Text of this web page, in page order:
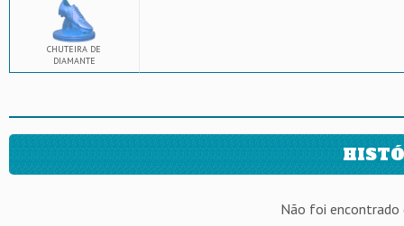
CHUTEIRA DE
DIAMANTE
Não foi encontrado